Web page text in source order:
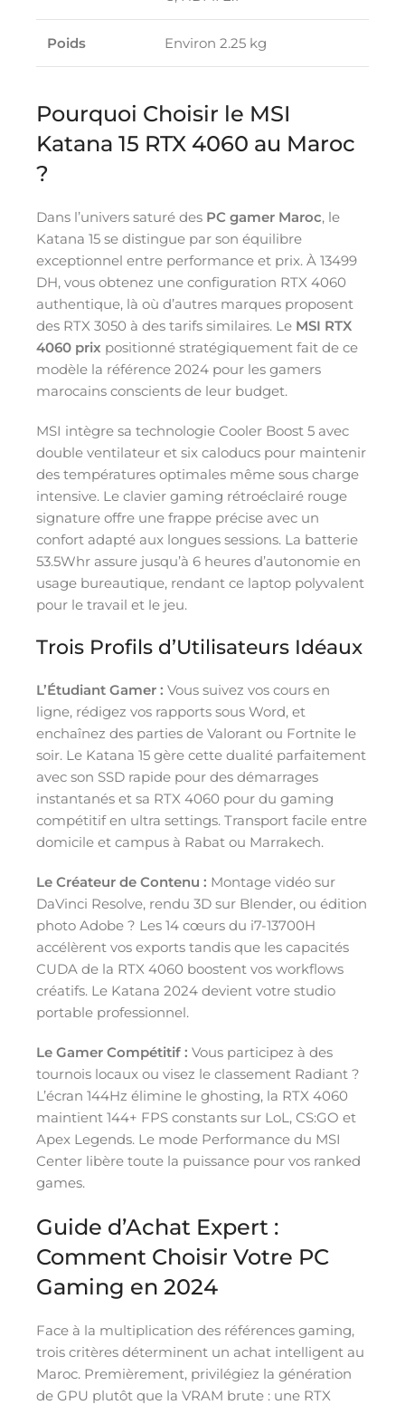
Poids Environ 2.25 kg
Pourquoi Choisir le MSI
Katana 15 RTX 4060 au Maroc
?
Dans l’univers saturé des PC gamer Maroc, le
Katana 15 se distingue par son équilibre
exceptionnel entre performance et prix. À 13499
DH, vous obtenez une configuration RTX 4060
authentique, là où d’autres marques proposent
des RTX 3050 à des tarifs similaires. Le MSI RTX
4060 prix positionné stratégiquement fait de ce
modèle la référence 2024 pour les gamers
marocains conscients de leur budget.
MSI intègre sa technologie Cooler Boost 5 avec
double ventilateur et six caloducs pour maintenir
des températures optimales même sous charge
intensive. Le clavier gaming rétroéclairé rouge
signature offre une frappe précise avec un
confort adapté aux longues sessions. La batterie
53.5Whr assure jusqu’à 6 heures d’autonomie en
usage bureautique, rendant ce laptop polyvalent
pour le travail et le jeu.
Trois Profils d’Utilisateurs Idéaux
L’Étudiant Gamer : Vous suivez vos cours en
ligne, rédigez vos rapports sous Word, et
enchaînez des parties de Valorant ou Fortnite le
soir. Le Katana 15 gère cette dualité parfaitement
avec son SSD rapide pour des démarrages
instantanés et sa RTX 4060 pour du gaming
compétitif en ultra settings. Transport facile entre
domicile et campus à Rabat ou Marrakech.
Le Créateur de Contenu : Montage vidéo sur
DaVinci Resolve, rendu 3D sur Blender, ou édition
photo Adobe ? Les 14 cœurs du i7-13700H
accélèrent vos exports tandis que les capacités
CUDA de la RTX 4060 boostent vos workflows
créatifs. Le Katana 2024 devient votre studio
portable professionnel.
Le Gamer Compétitif : Vous participez à des
tournois locaux ou visez le classement Radiant ?
L’écran 144Hz élimine le ghosting, la RTX 4060
maintient 144+ FPS constants sur LoL, CS:GO et
Apex Legends. Le mode Performance du MSI
Center libère toute la puissance pour vos ranked
games.
Guide d’Achat Expert :
Comment Choisir Votre PC
Gaming en 2024
Face à la multiplication des références gaming,
trois critères déterminent un achat intelligent au
Maroc. Premièrement, privilégiez la génération
de GPU plutôt que la VRAM brute : une RTX